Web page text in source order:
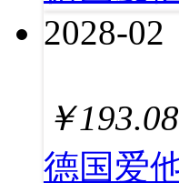
2028-02
￥193.08
德国爱